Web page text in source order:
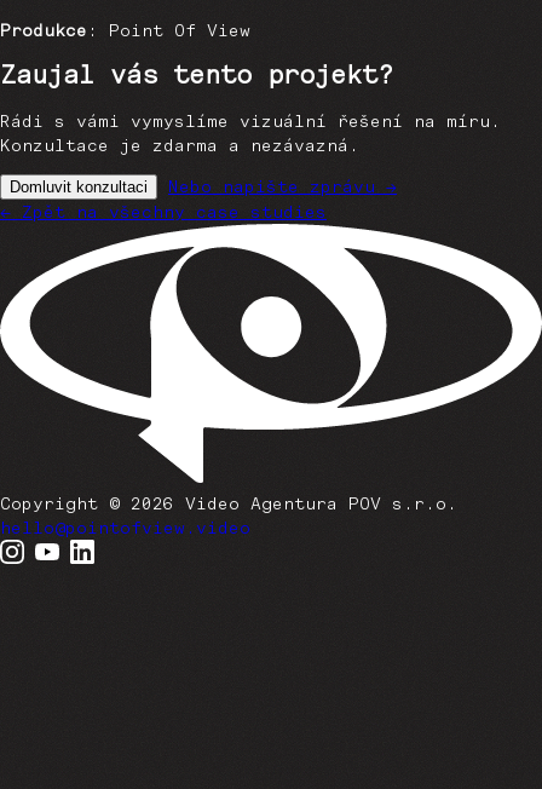
Produkce : Point Of View
Zaujal vás tento projekt?
Rádi s vámi vymyslíme vizuální řešení na míru.
Konzultace je zdarma a nezávazná.
Domluvit konzultaci
Nebo napište zprávu →
← Zpět na všechny case studies
Copyright © 2026 Video Agentura POV s.r.o.
hello@pointofview.video